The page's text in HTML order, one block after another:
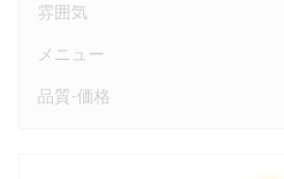
雰囲気
メニュー
品質-価格